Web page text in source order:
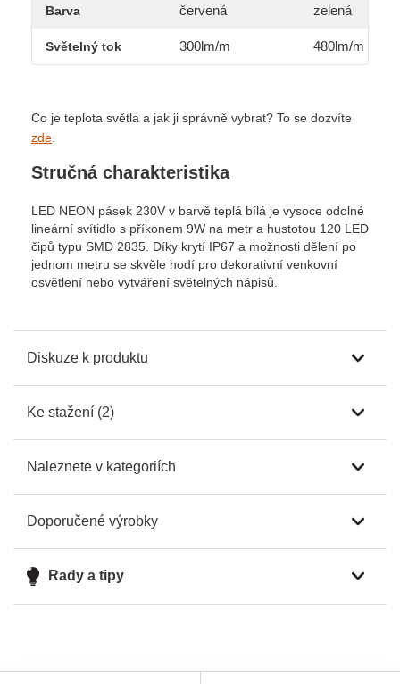
Barva červená zelená
Světelný tok 300lm/m 480lm/m
Co je teplota světla a jak ji správně vybrat? To se dozvíte
zde
Stručná charakteristika
LED NEON pásek 230V v barvě teplá bílá je vysoce odolné
lineární svítidlo s příkonem 9W na metr a hustotou 120 LED
čipů typu SMD 2835. Díky krytí IP67 a možnosti dělení po
jednom metru se skvěle hodí pro dekorativní venkovní
osvětlení nebo vytváření světelných nápisů.
Diskuze k produktu
Ke stažení (2)
Naleznete v kategoriích
Doporučené výrobky
Rady a tipy